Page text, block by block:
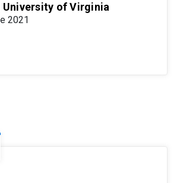
University of Virginia
2021